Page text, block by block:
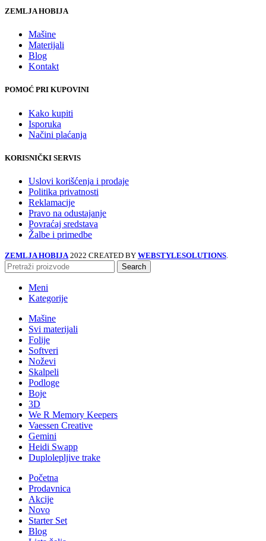
ZEMLJA HOBIJA
Mašine
Materijali
Blog
Kontakt
POMOĆ PRI KUPOVINI
Kako kupiti
Isporuka
Načini plaćanja
KORISNIČKI SERVIS
Uslovi korišćenja i prodaje
Politika privatnosti
Reklamacije
Pravo na odustajanje
Povraćaj sredstava
Žalbe i primedbe
ZEMLJA HOBIJA 2022 CREATED BY WEBSTYLESOLUTIONS
Search
Meni
Kategorije
Mašine
Svi materijali
Folije
Softveri
Noževi
Skalpeli
Podloge
Boje
3D
We R Memory Keepers
Vaessen Creative
Gemini
Heidi Swapp
Duplolepljive trake
Početna
Prodavnica
Akcije
Novo
Starter Set
Blog